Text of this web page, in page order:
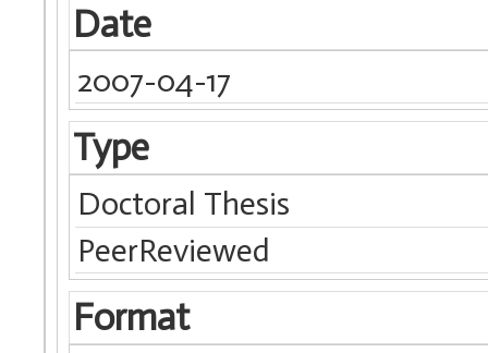
Date
2007-04-17
Type
Doctoral Thesis
PeerReviewed
Format